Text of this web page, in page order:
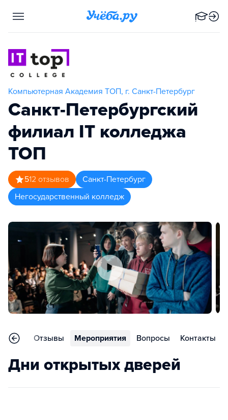
Компьютерная Академия TOП, г. Санкт-Петербург
Санкт-Петербургский
филиал IT колледжа
TOП
512 отзывов
Санкт-Петербург
Негосударственный колледж
Отзывы Мероприятия Вопросы Контакты
Дни открытых дверей